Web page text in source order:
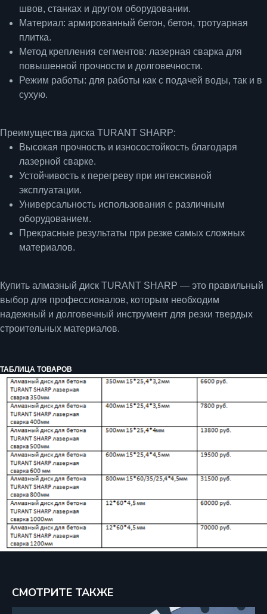
швов, станках и другом оборудовании.
Материал: армированный бетон, бетон, тротуарная
плитка.
Метод крепления сегментов: лазерная сварка для
повышенной прочности и долговечности.
Режим работы: для работы как с подачей воды, так и в
сухую.
Преимущества диска TURANT SHARP:
Высокая прочность и износостойкость благодаря
лазерной сварке.
Устойчивость к перегреву при интенсивной
эксплуатации.
Универсальность использования с различным
оборудованием.
Прекрасные результаты при резке самых сложных
материалов.
Купить алмазный диск TURANT SHARP — это правильный
выбор для профессионалов, которым необходим
надежный и долговечный инструмент для резки твердых
строительных материалов.
ТАБЛИЦА ТОВАРОВ
СМОТРИТЕ ТАКЖЕ